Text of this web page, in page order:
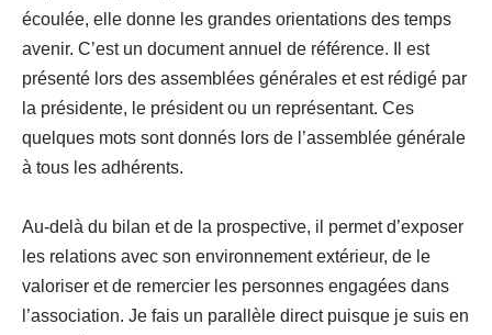
écoulée, elle donne les grandes orientations des temps
avenir. C’est un document annuel de référence. Il est
présenté lors des assemblées générales et est rédigé par
la présidente, le président ou un représentant. Ces
quelques mots sont donnés lors de l’assemblée générale
à tous les adhérents.
Au-delà du bilan et de la prospective, il permet d’exposer
les relations avec son environnement extérieur, de le
valoriser et de remercier les personnes engagées dans
l’association. Je fais un parallèle direct puisque je suis en